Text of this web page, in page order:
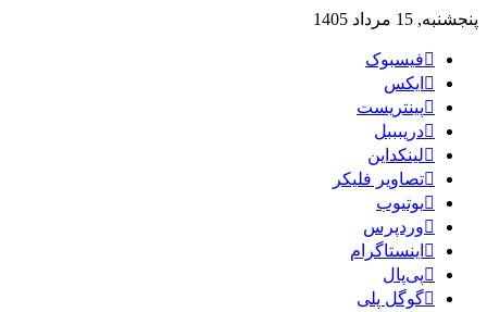
پنجشنبه, 15 مرداد 1405
فیسبوک
ایکس
پینتریست
دریبببل
لینکداین
تصاویر فلیکر
یوتیوب
وردپرس
اینستاگرام
پی‌پال
گوگل پلی